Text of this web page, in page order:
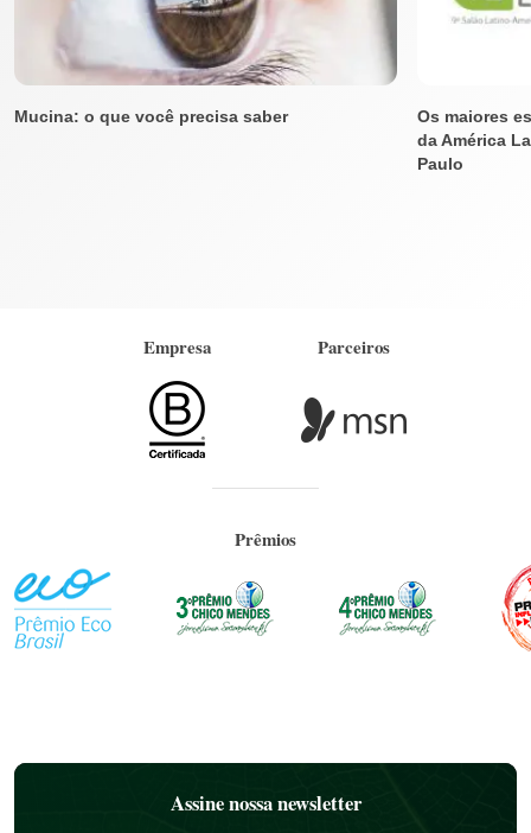
Mucina: o que você precisa saber
Os maiores
da América
Paulo
Empresa Parceiros
Prêmios
Assine nossa newsletter